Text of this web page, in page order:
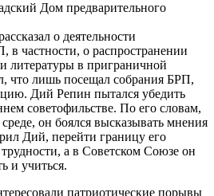
Дом предварительного
о деятельности
в частности, о распространении
литературы в приграничной
что лишь посещал собрания БРП,
Дий Репин пытался убедить
советофильстве. По его словам,
он боялся высказывать мнения
Дий, перейти границу его
а в Советском Союзе он
и учиться.
патриотические порывы